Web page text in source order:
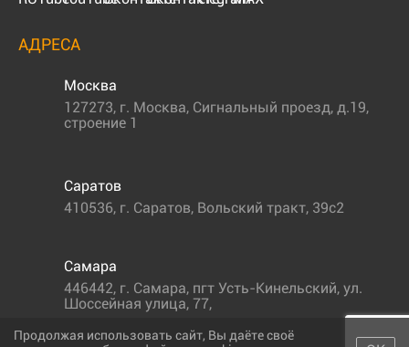
АДРЕСА
Москва
127273, г. Москва, Сигнальный проезд, д.19,
строение 1
Саратов
410536, г. Саратов, Вольский тракт, 39с2
Самара
446442, г. Самара, пгт Усть-Кинельский, ул.
Шоссейная улица, 77,
Продолжая использовать сайт, Вы даёте своё